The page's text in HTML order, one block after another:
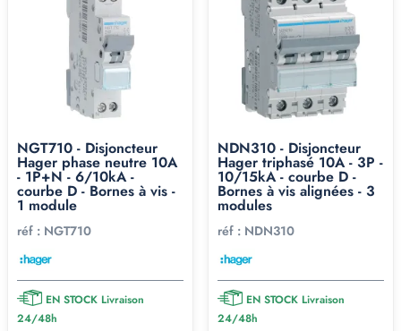
NGT710 - Disjoncteur
Hager phase neutre 10A
- 1P+N - 6/10kA -
courbe D - Bornes à vis -
1 module
réf : NGT710
EN STOCK Livraison
24/48h
NDN310 - Disjoncteur
Hager triphasé 10A - 3P -
10/15kA - courbe D -
Bornes à vis alignées - 3
modules
réf : NDN310
EN STOCK Livraison
24/48h